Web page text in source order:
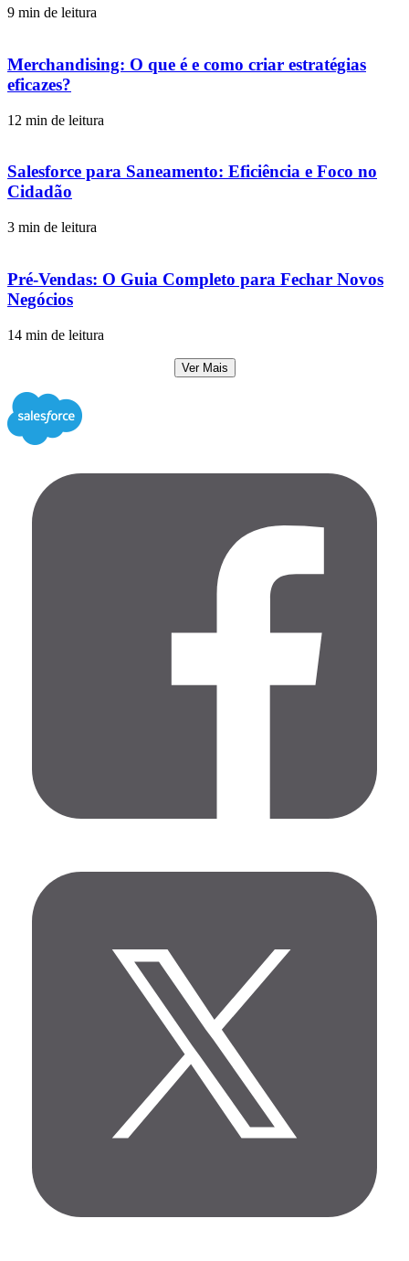
9 min de leitura
Merchandising: O que é e como criar estratégias
eficazes?
12 min de leitura
Salesforce para Saneamento: Eficiência e Foco no
Cidadão
3 min de leitura
Pré-Vendas: O Guia Completo para Fechar Novos
Negócios
14 min de leitura
Ver Mais